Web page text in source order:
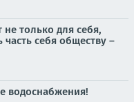
только для себя,
часть себя обществу –
водоснабжения!